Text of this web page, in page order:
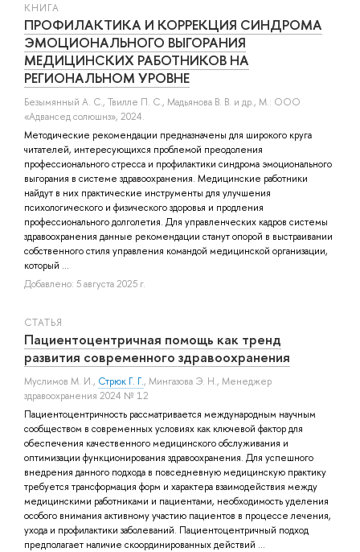
КНИГА
ПРОФИЛАКТИКА И КОРРЕКЦИЯ СИНДРОМА
ЭМОЦИОНАЛЬНОГО ВЫГОРАНИЯ
МЕДИЦИНСКИХ РАБОТНИКОВ НА
РЕГИОНАЛЬНОМ УРОВНЕ
Безымянный А. С., Твилле П. С., Мадьянова В. В. и др., М.: ООО
«Адвансед солюшнз», 2024.
Методические рекомендации предназначены для широкого круга
читателей, интересующихся проблемой преодоления
профессионального стресса и профилактики синдрома эмоционального
выгорания в системе здравоохранения. Медицинские работники
найдут в них практические инструменты для улучшения
психологического и физического здоровья и продления
профессионального долголетия. Для управленческих кадров системы
здравоохранения данные рекомендации станут опорой в выстраивании
собственного стиля управления командой медицинской организации,
который ...
Добавлено: 5 августа 2025 г.
СТАТЬЯ
Пациентоцентричная помощь как тренд
развития современного здравоохранения
Муслимов М. И., Стрюк Г. Г., Мингазова Э. Н., Менеджер
здравоохранения 2024 № 12
Пациентоцентричность рассматривается международным научным
сообществом в современных условиях как ключевой фактор для
обеспечения качественного медицинского обслуживания и
оптимизации функционирования здравоохранения. Для успешного
внедрения данного подхода в повседневную медицинскую практику
требуется трансформация форм и характера взаимодействия между
медицинскими работниками и пациентами, необходимость уделения
особого внимания активному участию пациентов в процессе лечения,
ухода и профилактики заболеваний. Пациентоцентричный подход
предполагает наличие скоординированных действий ...